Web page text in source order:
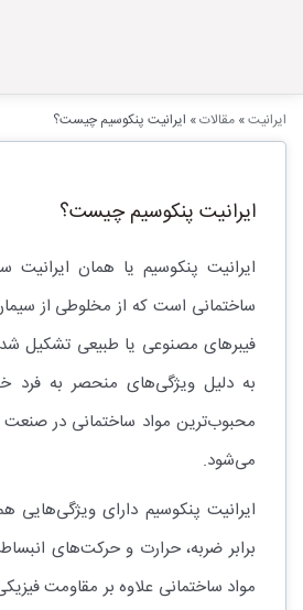
ایرانیت» مقالات» ایرانیت پنکوسیم چیست؟
ایرانیت پنکوسیم چیست؟
ایرانیت پنکوسیم یا همان ایرانیت
ساختمانی است که از مخلوطی از
فیبرهای مصنوعی یا طبیعی
به دلیل ویژگی‌های منحصر به فرد
محبوب‌ترین مواد ساختمانی در
می‌شود.
ایرانیت پنکوسیم دارای ویژگی‌هایی
برابر ضربه، حرارت و حرکت‌های
مواد ساختمانی علاوه بر مقاومت